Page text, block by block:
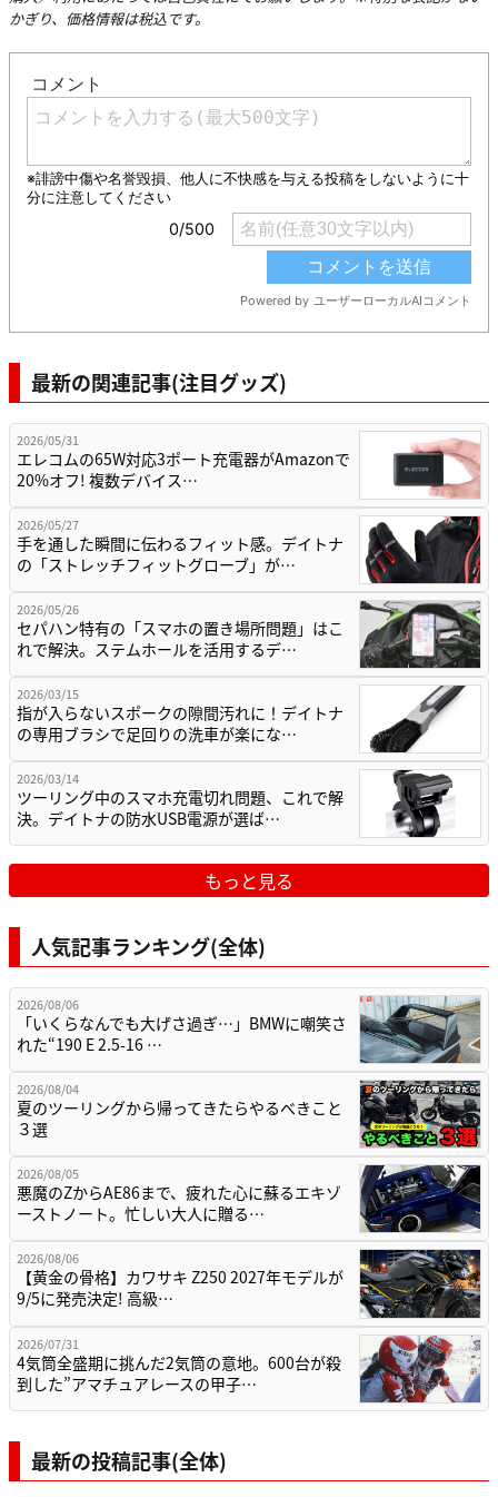
かぎり、価格情報は税込です。
最新の関連記事(注目グッズ)
2026/05/31
エレコムの65W対応3ポート充電器がAmazonで
20%オフ! 複数デバイス…
2026/05/27
手を通した瞬間に伝わるフィット感。デイトナ
の「ストレッチフィットグローブ」が…
2026/05/26
セパハン特有の「スマホの置き場所問題」はこ
れで解決。ステムホールを活用するデ…
2026/03/15
指が入らないスポークの隙間汚れに！デイトナ
の専用ブラシで足回りの洗車が楽にな…
2026/03/14
ツーリング中のスマホ充電切れ問題、これで解
決。デイトナの防水USB電源が選ば…
もっと見る
人気記事ランキング(全体)
2026/08/06
「いくらなんでも大げさ過ぎ…」BMWに嘲笑さ
れた“190 E 2.5-16 …
2026/08/04
夏のツーリングから帰ってきたらやるべきこと
３選
2026/08/05
悪魔のZからAE86まで、疲れた心に蘇るエキゾ
ーストノート。忙しい大人に贈る…
2026/08/06
【黄金の骨格】カワサキ Z250 2027年モデルが
9/5に発売決定! 高級…
2026/07/31
4気筒全盛期に挑んだ2気筒の意地。600台が殺
到した”アマチュアレースの甲子…
最新の投稿記事(全体)